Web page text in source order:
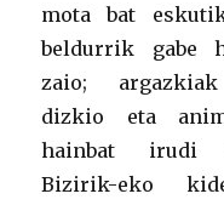
mota bat
beldurrik gabe
zaio;
dizkio eta
hainbat irudi
Bizirik-eko